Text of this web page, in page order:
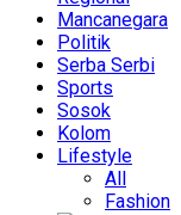
Mancanegara
Politik
Serba Serbi
Sports
Sosok
Kolom
Lifestyle
All
Fashion